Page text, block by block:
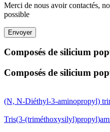
Merci de nous avoir contactés,
possible
Envoyer
Composés de silicium
Composés de silicium
(N, N-Diéthyl-3-aminopropyl)
Tris(3-